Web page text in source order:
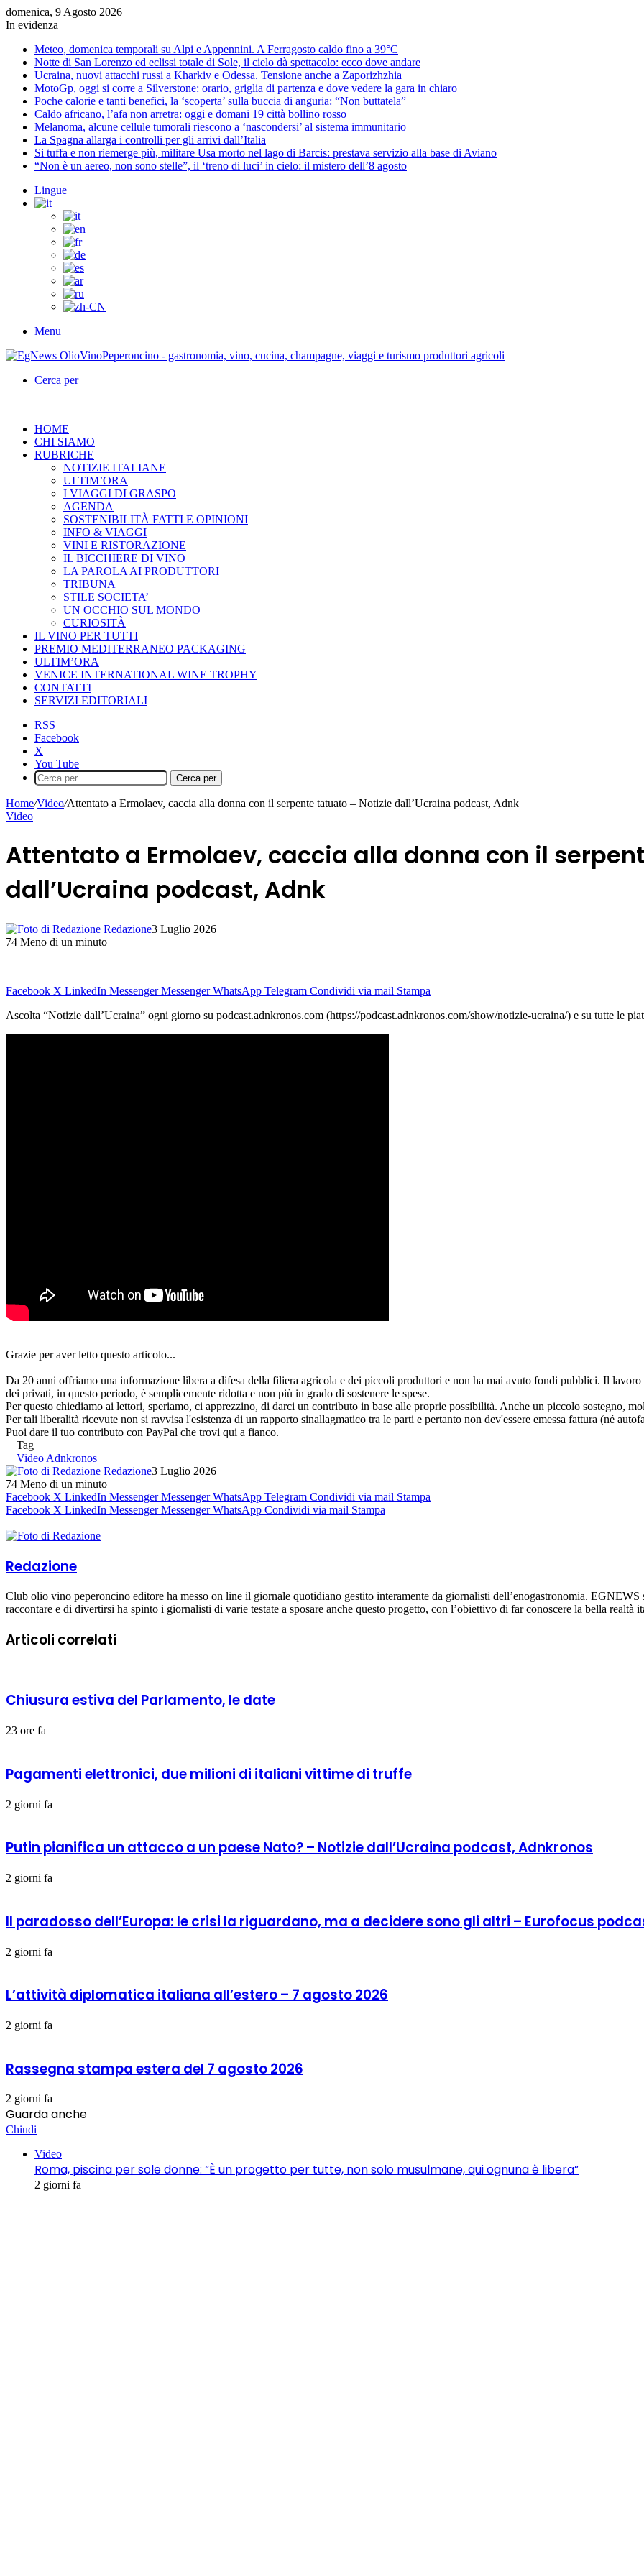
domenica, 9 Agosto 2026
In evidenza
Meteo, domenica temporali su Alpi e Appennini. A Ferragosto caldo fino a 39°C
Notte di San Lorenzo ed eclissi totale di Sole, il cielo dà spettacolo: ecco dove andare
Ucraina, nuovi attacchi russi a Kharkiv e Odessa. Tensione anche a Zaporizhzhia
MotoGp, oggi si corre a Silverstone: orario, griglia di partenza e dove vedere la gara in chiaro
Poche calorie e tanti benefici, la ‘scoperta’ sulla buccia di anguria: “Non buttatela”
Caldo africano, l’afa non arretra: oggi e domani 19 città bollino rosso
Melanoma, alcune cellule tumorali riescono a ‘nascondersi’ al sistema immunitario
La Spagna allarga i controlli per gli arrivi dall’Italia
Si tuffa e non riemerge più, militare Usa morto nel lago di Barcis: prestava servizio alla base di Aviano
“Non è un aereo, non sono stelle”, il ‘treno di luci’ in cielo: il mistero dell’8 agosto
Lingue
Menu
Cerca per
HOME
CHI SIAMO
RUBRICHE
NOTIZIE ITALIANE
ULTIM’ORA
I VIAGGI DI GRASPO
AGENDA
SOSTENIBILITÀ FATTI E OPINIONI
INFO & VIAGGI
VINI E RISTORAZIONE
IL BICCHIERE DI VINO
LA PAROLA AI PRODUTTORI
TRIBUNA
STILE SOCIETA’
UN OCCHIO SUL MONDO
CURIOSITÀ
IL VINO PER TUTTI
PREMIO MEDITERRANEO PACKAGING
ULTIM’ORA
VENICE INTERNATIONAL WINE TROPHY
CONTATTI
SERVIZI EDITORIALI
RSS
Facebook
X
You Tube
Cerca per
Home/Video/Attentato a Ermolaev, caccia alla donna con il serpente tatuato – Notizie dall’Ucraina podcast, Adnk
Video
Attentato a Ermolaev, caccia alla donna con il
dall’Ucraina podcast, Adnk
Redazione3 Luglio 2026
74 Meno di un minuto
Facebook X LinkedIn Messenger Messenger WhatsApp Telegram Condividi via mail Stampa
Ascolta “Notizie dall’Ucraina” ogni giorno su podcast.adnkronos.com (https://podcast.adnkronos.com/show/notizie-ucraina/) e su tutte le
Grazie per aver letto questo articolo...
Da 20 anni offriamo una informazione libera a difesa della filiera agricola e dei piccoli produttori e non ha mai avuto fondi pubblici. Il
dei privati, in questo periodo, è semplicemente ridotta e non più in grado di sostenere le spese.
Per questo chiediamo ai lettori, speriamo, ci apprezzino, di darci un contributo in base alle proprie possibilità. Anche un piccolo sostegno,
Per tali liberalità ricevute non si ravvisa l'esistenza di un rapporto sinallagmatico tra le parti e pertanto non dev'essere emessa fattura (né
Puoi dare il tuo contributo con PayPal che trovi qui a fianco.
Tag
Video Adnkronos
Redazione3 Luglio 2026
74 Meno di un minuto
Facebook X LinkedIn Messenger Messenger WhatsApp Telegram Condividi via mail Stampa
Facebook X LinkedIn Messenger Messenger WhatsApp Condividi via mail Stampa
Redazione
Club olio vino peperoncino editore ha messo on line il giornale quotidiano gestito interamente da giornalisti dell’enogastronomia.
raccontare e di divertirsi ha spinto i giornalisti di varie testate a sposare anche questo progetto, con l’obiettivo di far conoscere la bella realtà
Articoli correlati
Chiusura estiva del Parlamento, le date
23 ore fa
Pagamenti elettronici, due milioni di italiani vittime di truffe
2 giorni fa
Putin pianifica un attacco a un paese Nato? – Notizie dall’Ucraina podcast, Adnkronos
2 giorni fa
Il paradosso dell’Europa: le crisi la riguardano, ma a decidere sono gli altri – Eurofocus
2 giorni fa
L’attività diplomatica italiana all’estero – 7 agosto 2026
2 giorni fa
Rassegna stampa estera del 7 agosto 2026
2 giorni fa
Guarda anche
Chiudi
Video
Roma, piscina per sole donne: “È un progetto per tutte, non solo musulmane, qui ognuna è libera”
2 giorni fa